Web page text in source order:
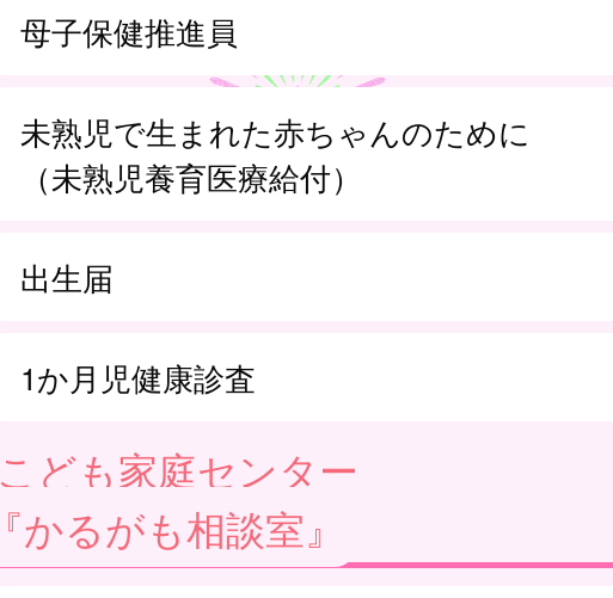
母子保健推進員
未熟児で生まれた赤ちゃんのために
（未熟児養育医療給付）
出生届
1か月児健康診査
こども家庭センター
『かるがも相談室』